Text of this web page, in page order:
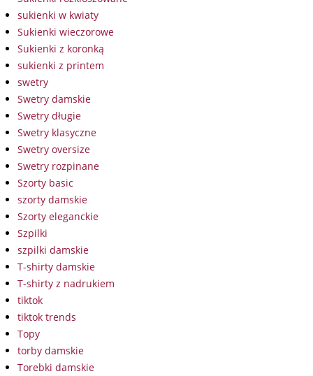
sukienki w kwiaty
Sukienki wieczorowe
Sukienki z koronką
sukienki z printem
swetry
Swetry damskie
Swetry długie
Swetry klasyczne
Swetry oversize
Swetry rozpinane
Szorty basic
szorty damskie
Szorty eleganckie
Szpilki
szpilki damskie
T-shirty damskie
T-shirty z nadrukiem
tiktok
tiktok trends
Topy
torby damskie
Torebki damskie